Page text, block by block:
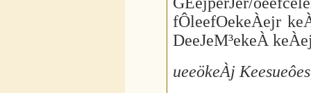
fÔleefOekeÀejr
DeeJeM³ekeÀ
ueeökeÀj